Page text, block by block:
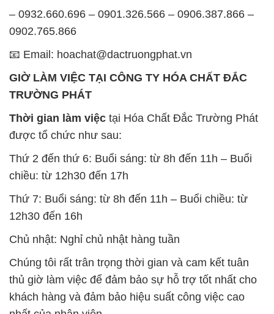
Thứ 2 đến thứ 6: Buổi sáng: từ 8h đến 11h – Buổi
chiều: từ 12h30 đến 17h
Thứ 7: Buổi sáng: từ 8h đến 11h – Buổi chiều: từ
Chủ nhật: Nghỉ chủ nhật hàng tuần
Chúng tôi rất trân trọng thời gian và cam kết tuân
thủ giờ làm việc để đảm bảo sự hỗ trợ tốt nhất cho
nhất của nhân viên.
TRƯỜNG PHÁT
Đông B, Quận Bình Tân, Sài Gòn TP. Hồ Chí
Minh